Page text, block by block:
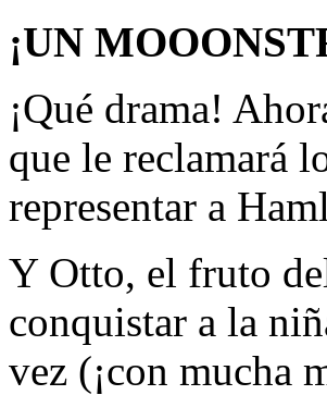
¡UN
¡Qué drama!
que le reclamará
representar a
Y Otto, el fruto
conquistar a la
vez (¡con mucha